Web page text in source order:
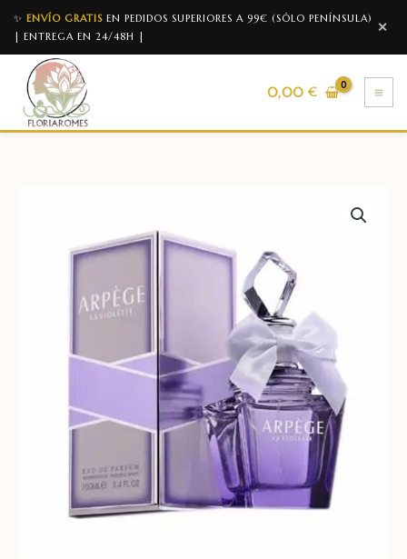
✨ ENVÍO GRATIS EN PEDIDOS SUPERIORES A 99€ (SÓLO PENÍNSULA)
| ENTREGA EN 24/48H |
✕
0,00€